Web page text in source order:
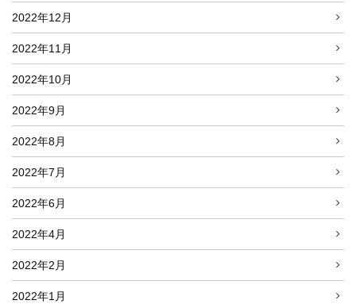
2022年12月
2022年11月
2022年10月
2022年9月
2022年8月
2022年7月
2022年6月
2022年4月
2022年2月
2022年1月